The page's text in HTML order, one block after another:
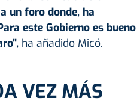
un foro donde, ha
este Gobierno es bueno
ha añadido Micó.
VEZ MÁS